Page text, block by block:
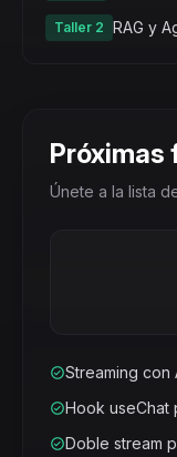
Taller 2 RAG y
Próximas
Únete a la lista
Streaming con
Hook useChat
Doble stream